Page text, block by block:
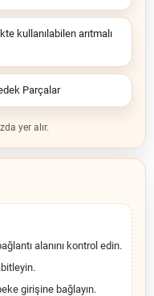
kullanılabilen arıtmalı
Parçalar
yer alır.
alanını kontrol edin.
girişine bağlayın.